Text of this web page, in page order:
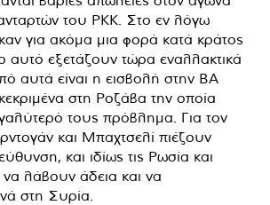
του ΡΚΚ. Στο εν λόγω
για ακόμα μια φορά κατά κράτος
αυτό εξετάζουν τώρα εναλλακτικά
αυτά είναι η εισβολή στην ΒΑ
στη Ροζάβα την οποία
τους πρόβλημα. Για τον
και Μπαχτσελί πιέζουν
και ιδίως τις Ρωσία και
λάβουν άδεια και να
στη Συρία.